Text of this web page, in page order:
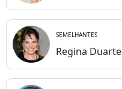
SEMELHANTES
Regina Duarte